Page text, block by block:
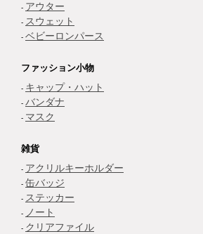
アウター
スウェット
ベビーロンパース
ファッション小物
キャップ・ハット
バンダナ
マスク
雑貨
アクリルキーホルダー
缶バッジ
ステッカー
ノート
クリアファイル